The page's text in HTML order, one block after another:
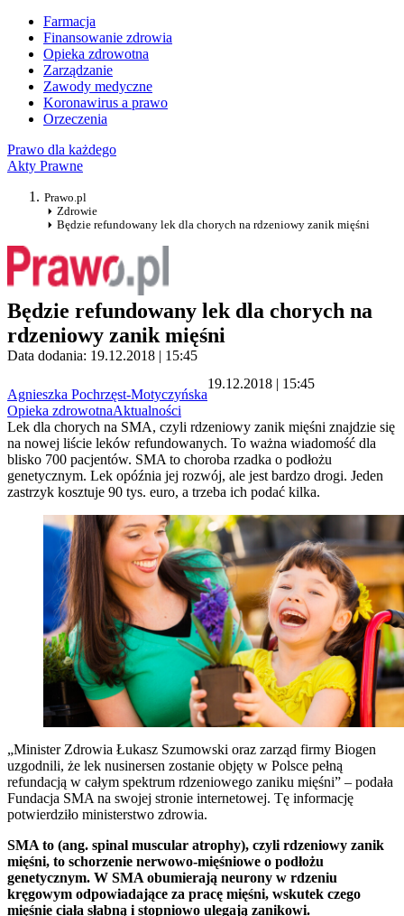
Farmacja
Finansowanie zdrowia
Opieka zdrowotna
Zarządzanie
Zawody medyczne
Koronawirus a prawo
Orzeczenia
Prawo dla każdego
Akty Prawne
Prawo.pl
Zdrowie
Będzie refundowany lek dla chorych na rdzeniowy zanik mięśni
Będzie refundowany lek dla chorych na
rdzeniowy zanik mięśni
Data dodania: 19.12.2018 | 15:45
Agnieszka Pochrzęst-Motyczyńska
19.12.2018 | 15:45
Opieka zdrowotnaAktualności
Lek dla chorych na SMA, czyli rdzeniowy zanik mięśni znajdzie się
na nowej liście leków refundowanych. To ważna wiadomość dla
blisko 700 pacjentów. SMA to choroba rzadka o podłożu
genetycznym. Lek opóźnia jej rozwój, ale jest bardzo drogi. Jeden
zastrzyk kosztuje 90 tys. euro, a trzeba ich podać kilka.
„Minister Zdrowia Łukasz Szumowski oraz zarząd firmy Biogen
uzgodnili, że lek nusinersen zostanie objęty w Polsce pełną
refundacją w całym spektrum rdzeniowego zaniku mięśni” – podała
Fundacja SMA na swojej stronie internetowej. Tę informację
potwierdziło ministerstwo zdrowia.
SMA to (ang. spinal muscular atrophy), czyli rdzeniowy zanik
mięśni, to schorzenie nerwowo-mięśniowe o podłożu
genetycznym. W SMA obumierają neurony w rdzeniu
kręgowym odpowiadające za pracę mięśni, wskutek czego
mięśnie ciała słabną i stopniowo ulegają zanikowi.